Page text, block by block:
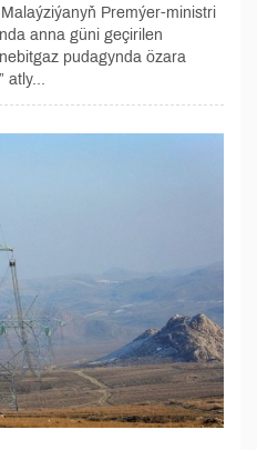
Premýer-ministri
anna güni geçirilen
pudagynda özara